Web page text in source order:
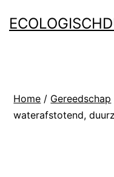
naar
Home / Gereedschap
waterafstotend,